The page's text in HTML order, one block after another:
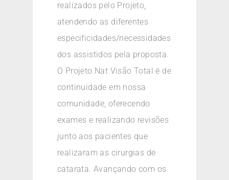
realizados pelo Projeto,
atendendo as diferentes
especificidades/necessidades
dos assistidos pela proposta.
O Projeto Nat Visão Total é de
continuidade em nossa
comunidade, oferecendo
exames e realizando revisões
junto aos pacientes que
realizaram as cirurgias de
catarata. Avançando com os